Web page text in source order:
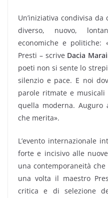
Un’iniziativa condivisa
diverso, nuovo,
economiche e politiche:
Presti – scrive Dacia
poeti non si sente lo
silenzio e pace. E noi
parole ritmate e
quella moderna. Auguro
che merita».
L’evento internazionale
forte e incisivo alle
una contemporaneità che
una volta il maestro
critica e di selezione